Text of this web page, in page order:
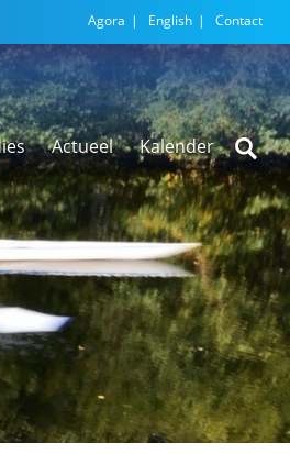
Agora English Contact
VEX-regeling
Actueel Kalender